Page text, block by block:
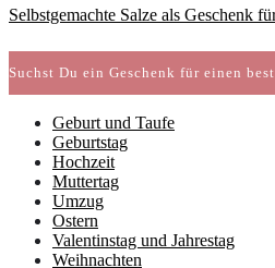
Selbstgemachte Salze als Geschenk
Suchst Du ein Geschenk für einen
Geburt und Taufe
Geburtstag
Hochzeit
Muttertag
Umzug
Ostern
Valentinstag und Jahrestag
Weihnachten